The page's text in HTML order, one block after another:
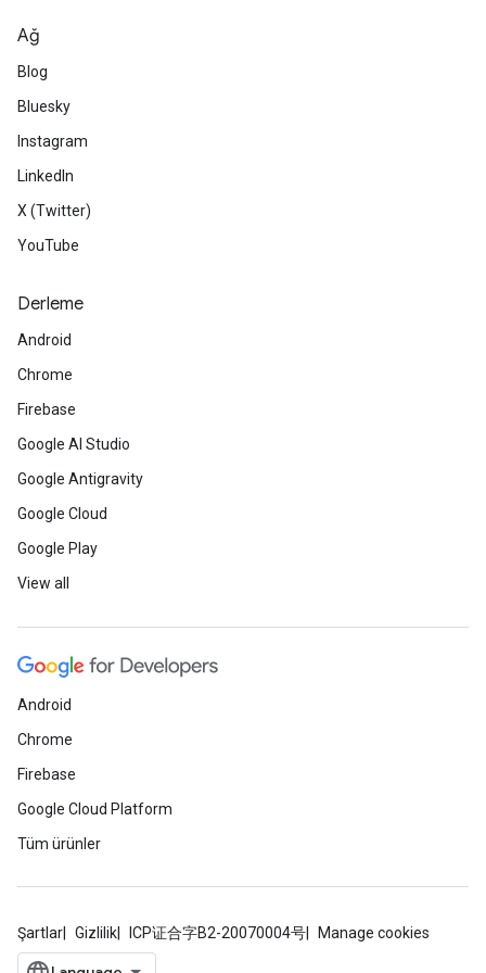
Ağ
Blog
Bluesky
Instagram
LinkedIn
X (Twitter)
YouTube
Derleme
Android
Chrome
Firebase
Google AI Studio
Google Antigravity
Google Cloud
Google Play
View all
Android
Chrome
Firebase
Google Cloud Platform
Tüm ürünler
Şartlar Gizlilik ICP证合字B2-20070004号 Manage cookies